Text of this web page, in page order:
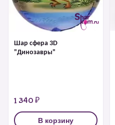
Шар сфера 3D
"Динозавры"
1 340 ₽
В корзину